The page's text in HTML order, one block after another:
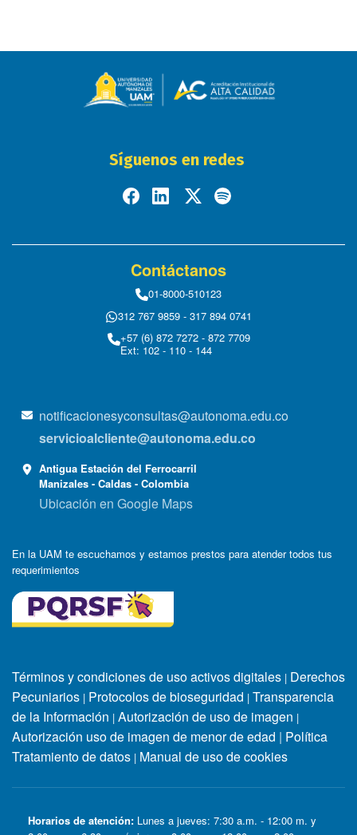
Síguenos en redes
Contáctanos
01-8000-510123
312 767 9859 - 317 894 0741
+57 (6) 872 7272 - 872 7709
Ext: 102 - 110 - 144
notificacionesyconsultas@autonoma.edu.co
servicioalcliente@autonoma.edu.co
Antigua Estación del Ferrocarril
Manizales - Caldas - Colombia
Ubicación en Google Maps
En la UAM te escuchamos y estamos prestos para atender todos tus
requerimientos
Términos y condiciones de uso activos digitales | Derechos
Pecuniarios | Protocolos de bioseguridad | Transparencia
de la Información | Autorización de uso de imagen |
Autorización uso de imagen de menor de edad | Política
Tratamiento de datos | Manual de uso de cookies
Horarios de atención: Lunes a jueves: 7:30 a.m. - 12:00 m. y